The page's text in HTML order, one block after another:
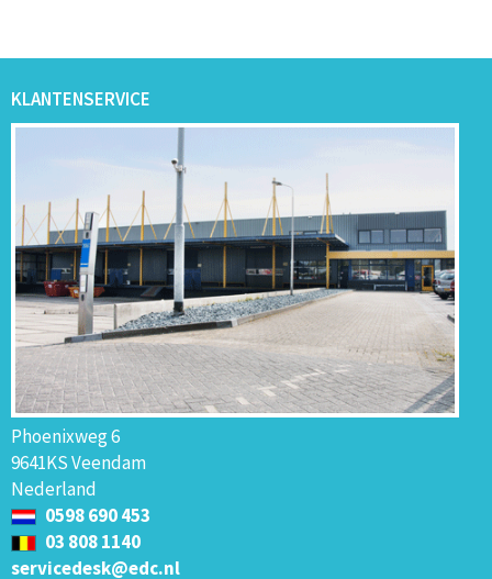
KLANTENSERVICE
Phoenixweg 6
9641KS Veendam
Nederland
0598 690 453
03 808 1140
servicedesk@edc.nl